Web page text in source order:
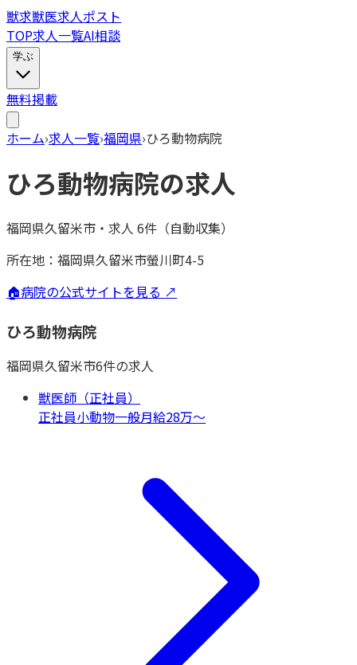
獣求獣医求人ポスト
TOP求人一覧AI相談
学ぶ
無料掲載
ホーム›求人一覧›福岡県›ひろ動物病院
ひろ動物病院の求人
福岡県久留米市 ・ 求人 6件（自動収集）
所在地： 福岡県久留米市螢川町4-5
🏠病院の公式サイトを見る ↗
ひろ動物病院
福岡県久留米市6件の求人
獣医師（正社員）
正社員小動物一般月給28万〜